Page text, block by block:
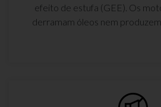
efeito de estufa (GEE). Os
derramam óleos nem